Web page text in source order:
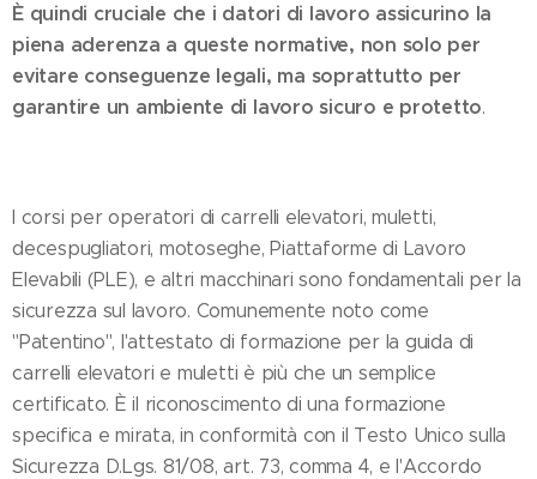
È quindi cruciale che i datori di lavoro assicurino la
piena aderenza a queste normative, non solo per
evitare conseguenze legali, ma soprattutto per
garantire un ambiente di lavoro sicuro e protetto.
I corsi per operatori di carrelli elevatori, muletti,
decespugliatori, motoseghe, Piattaforme di Lavoro
Elevabili (PLE), e altri macchinari sono fondamentali per la
sicurezza sul lavoro. Comunemente noto come
"Patentino", l'attestato di formazione per la guida di
carrelli elevatori e muletti è più che un semplice
certificato. È il riconoscimento di una formazione
specifica e mirata, in conformità con il Testo Unico sulla
Sicurezza D.Lgs. 81/08, art. 73, comma 4, e l'Accordo